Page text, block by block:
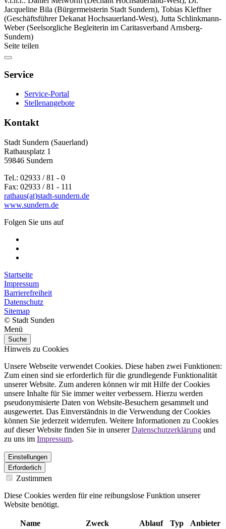
Jacqueline Bila (Bürgermeisterin Stadt Sundern), Tobias Kleffner
(Geschäftsführer Dekanat Hochsauerland-West), Jutta Schlinkmann-
Weber (Seelsorgliche Begleiterin im Caritasverband Arnsberg-
Sundern)
Seite teilen
Service
Service-Portal
Stellenangebote
Kontakt
Stadt Sundern (Sauerland)
Rathausplatz 1
59846 Sundern
Tel.: 02933 / 81 - 0
Fax: 02933 / 81 - 111
rathaus(at)stadt-sundern.de
www.sundern.de
Folgen Sie uns auf
Startseite
Impressum
Barrierefreiheit
Datenschutz
Sitemap
© Stadt Sunden
Menü
Suche
Hinweis zu Cookies
Unsere Webseite verwendet Cookies. Diese haben zwei Funktionen:
Zum einen sind sie erforderlich für die grundlegende Funktionalität
unserer Website. Zum anderen können wir mit Hilfe der Cookies
unsere Inhalte für Sie immer weiter verbessern. Hierzu werden
pseudonymisierte Daten von Website-Besuchern gesammelt und
ausgewertet. Das Einverständnis in die Verwendung der Cookies
können Sie jederzeit widerrufen. Weitere Informationen zu Cookies
auf dieser Website finden Sie in unsererDatenschutzerklärung und
zu uns im Impressum.
Einstellungen
Erforderlich
Zustimmen
Diese Cookies werden für eine reibungslose Funktion unserer
Website benötigt.
Name Zweck Ablauf Typ Anbieter